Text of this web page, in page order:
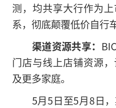
测，均共享大行作为
系，彻底颠覆低价自行
渠道资源共享：
门店与线上店铺资源
及更多家庭。
5月5日至5月8日